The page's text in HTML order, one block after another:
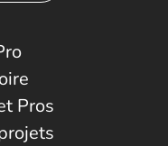
Pros